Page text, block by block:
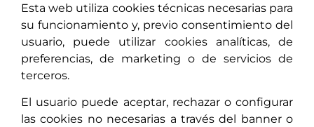
Esta web utiliza cookies técnicas necesarias para
su funcionamiento y, previo consentimiento del
usuario, puede utilizar cookies analíticas, de
preferencias, de marketing o de servicios de
terceros.
El usuario puede aceptar, rechazar o configurar
las cookies no necesarias a través del banner o